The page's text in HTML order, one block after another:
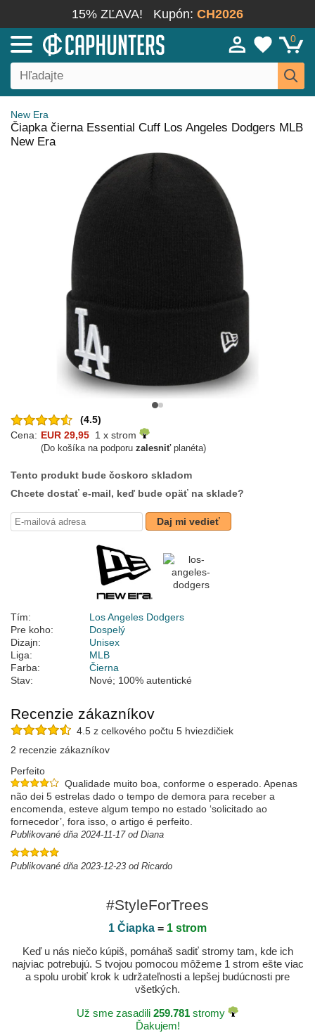
15% ZĽAVA! Kupón: CH2026
0
New Era
Čiapka čierna Essential Cuff Los Angeles Dodgers MLB
New Era
(4.5)
Cena: EUR 29,95 1 x strom
(Do košíka na podporu zalesniťplanéta)
Tento produkt bude čoskoro skladom
Chcete dostať e-mail, keď bude opäť na sklade?
Daj mi vedieť
Tím:
Los Angeles Dodgers
Pre koho:
Dospelý
Dizajn:
Unisex
Liga:
MLB
Farba:
Čierna
Stav:
Nové; 100% autentické
Recenzie zákazníkov
4.5 z celkového počtu 5 hviezdičiek
2 recenzie zákazníkov
Perfeito
Qualidade muito boa, conforme o esperado. Apenas
não dei 5 estrelas dado o tempo de demora para receber a
encomenda, esteve algum tempo no estado ‘solicitado ao
fornecedor’, fora isso, o artigo é perfeito.
Publikované dňa 2024-11-17 od Diana
Publikované dňa 2023-12-23 od Ricardo
#StyleForTrees
1 Čiapka = 1 strom
Keď u nás niečo kúpiš, pomáhaš sadiť stromy tam, kde ich
najviac potrebujú. S tvojou pomocou môžeme 1 strom ešte viac
a spolu urobiť krok k udržateľnosti a lepšej budúcnosti pre
všetkých.
Už sme zasadili 259.781 stromy
Ďakujem!